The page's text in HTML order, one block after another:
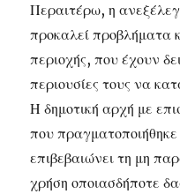
Περαιτέρω, η
προκαλεί προβλήματα
περιοχής, που έχουν
περιουσίες τους να
Η δημοτική αρχή με
που πραγματοποιήθηκε
επιβεβαιώνει τη μη
χρήση οποιασδήποτε